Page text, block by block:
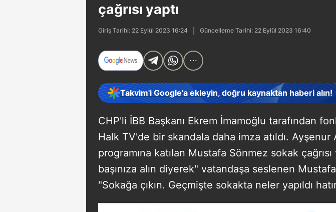
çağrısı yaptı
Giriş Tarihi: 22 Eylül 2023 16:24 Güncelleme Tarihi: 22 Eylül 2023 16:40
Takvim'i Google'a ekleyin, doğru kaynaktan haberi alın!
CHP'li İBB Başkanı Ekrem İmamoğlu tarafından
Halk TV'de bir skandala daha imza atıldı. Ayşenur
programına katılan Mustafa Sönmez sokak çağrısı
başınıza alın diyerek" vatandaşa seslenen
"Sokağa çıkın. Geçmişte sokakta neler yapıldı